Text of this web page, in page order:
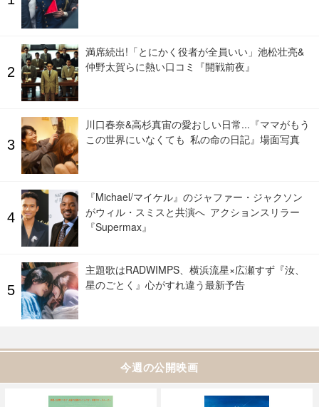
満席続出!「とにかく役者が全員いい」池松壮亮&
仲野太賀らに熱い口コミ『開戦前夜』
川口春奈&高杉真宙の愛おしい日常...『ママがもう
この世界にいなくても 私の命の日記』場面写真
『Michael/マイケル』のジャファー・ジャクソン
がウィル・スミスと共演へ アクションスリラー
『Supermax』
主題歌はRADWIMPS、横浜流星×広瀬すず『汝、
星のごとく』心がすれ違う最新予告
今週の公開映画